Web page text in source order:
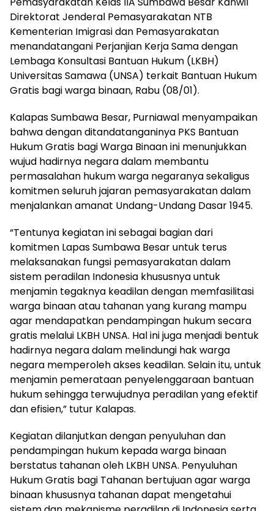
Direktorat Jenderal Pemasyarakatan NTB
Kementerian Imigrasi dan Pemasyarakatan
menandatangani Perjanjian Kerja Sama dengan
Lembaga Konsultasi Bantuan Hukum (LKBH)
Universitas Samawa (UNSA) terkait Bantuan Hukum
Gratis bagi warga binaan, Rabu (08/01).
Kalapas Sumbawa Besar, Purniawal menyampaikan
bahwa dengan ditandatanganinya PKS Bantuan
Hukum Gratis bagi Warga Binaan ini menunjukkan
wujud hadirnya negara dalam membantu
permasalahan hukum warga negaranya sekaligus
komitmen seluruh jajaran pemasyarakatan dalam
menjalankan amanat Undang-Undang Dasar 1945.
“Tentunya kegiatan ini sebagai bagian dari
komitmen Lapas Sumbawa Besar untuk terus
melaksanakan fungsi pemasyarakatan dalam
sistem peradilan Indonesia khususnya untuk
menjamin tegaknya keadilan dengan memfasilitasi
warga binaan atau tahanan yang kurang mampu
agar mendapatkan pendampingan hukum secara
gratis melalui LKBH UNSA. Hal ini juga menjadi bentuk
hadirnya negara dalam melindungi hak warga
negara memperoleh akses keadilan. Selain itu, untuk
menjamin pemerataan penyelenggaraan bantuan
hukum sehingga terwujudnya peradilan yang efektif
dan efisien,” tutur Kalapas.
Kegiatan dilanjutkan dengan penyuluhan dan
pendampingan hukum kepada warga binaan
berstatus tahanan oleh LKBH UNSA. Penyuluhan
Hukum Gratis bagi Tahanan bertujuan agar warga
binaan khususnya tahanan dapat mengetahui